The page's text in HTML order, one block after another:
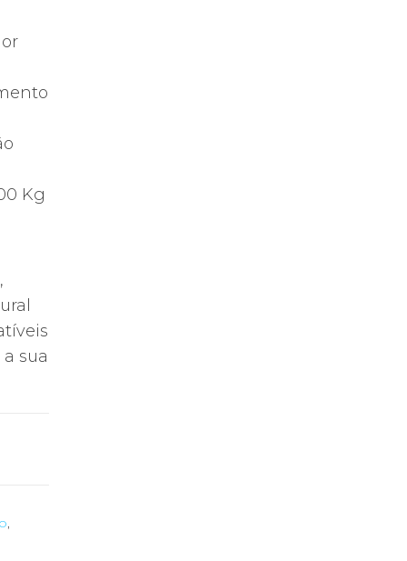
Kg
sua
,